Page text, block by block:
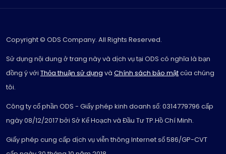
Copyright © ODS Company. All Rights Reserved.
Sử dụng nội dung ở trang này và dịch vụ tại ODS có nghĩa là bạn
đồng ý với Thỏa thuận sử dụng và Chính sách bảo mậtcủa chúng
tôi.
Công ty cổ phần ODS - Giấy phép kinh doanh số: 0314779796 cấp
ngày 08/12/2017 bởi Sở Kế Hoạch và Đầu Tư TP.Hồ Chí Minh.
Giấy phép cung cấp dịch vụ viễn thông Internet số 586/GP-CVT